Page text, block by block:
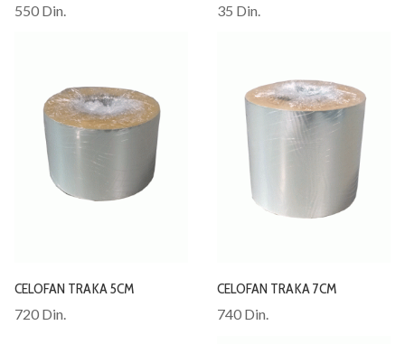
550 Din.
35 Din.
CELOFAN TRAKA 5CM
720 Din.
CELOFAN TRAKA 7CM
740 Din.